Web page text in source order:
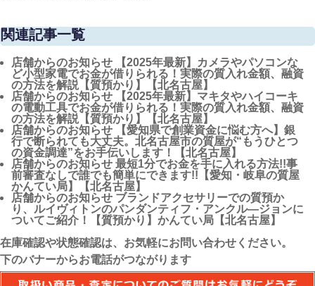
関連記事一覧
店舗からのお知らせ 【2025年最新】カメラやパソコンな
ど小型家電でお金が借りられる！実際の質入れ金額、融資
の方法を解説【質預かり】【北名古屋】
店舗からのお知らせ 【2025年最新】マキタやハイコーキ
の電動工具でお金が借りられる！実際の質入れ金額、融資
の方法を解説【質預かり】【北名古屋】
店舗からのお知らせ 【愛知県で創業資金に悩む方へ】銀
行で断られても大丈夫。北名古屋市の質屋が“もうひとつ
の資金調達”をお手伝いします！【北名古屋】
店舗からのお知らせ 最短1分でお金を手に入れる方法!!事
前審査なしで誰でも簡単にできます!!【愛知・岐阜の質屋
かんてい局】【北名古屋】
店舗からのお知らせ ブランドアクセサリーでの質預か
り、ルイヴィトンのパンダンティフ・アンクル―ジョンに
ついてご紹介！【質預かり】かんてい局【北名古屋】
在庫確認や状態確認は、お気軽にお問い合わせください。
下のバナーからお電話がつながります